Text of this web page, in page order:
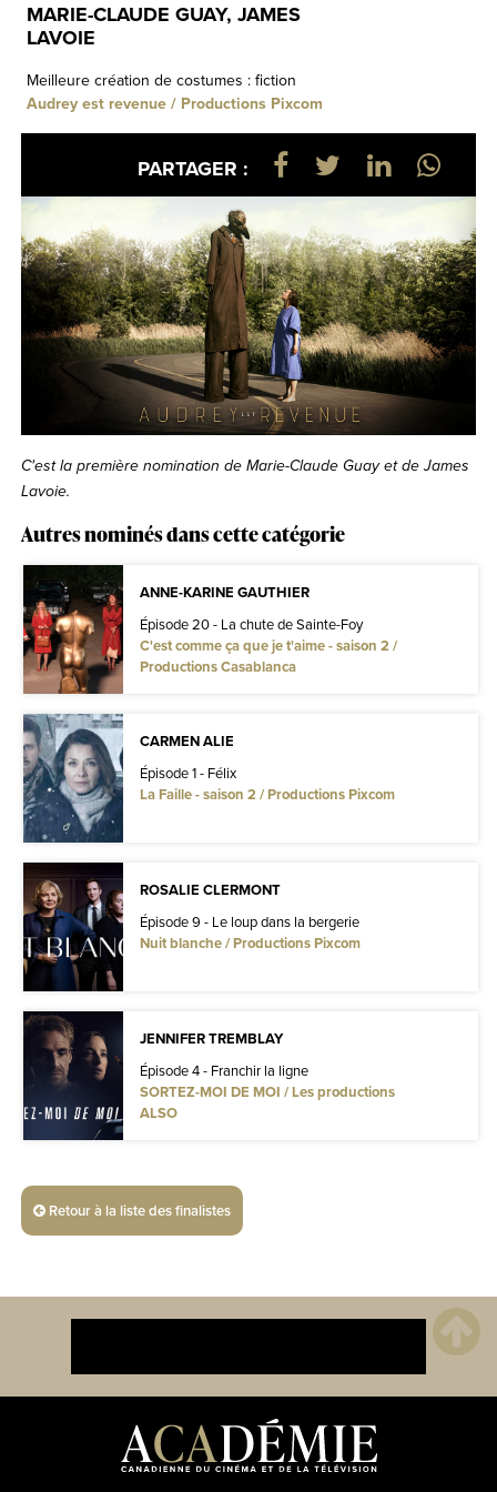
MARIE-CLAUDE GUAY, JAMES
LAVOIE
Meilleure création de costumes : fiction
Audrey est revenue / Productions Pixcom
PARTAGER :
C'est la première nomination de Marie-Claude Guay et de James
Lavoie.
Autres nominés dans cette catégorie
ANNE-KARINE GAUTHIER
Épisode 20 - La chute de Sainte-Foy
C'est comme ça que je t'aime - saison 2 /
Productions Casablanca
CARMEN ALIE
Épisode 1 - Félix
La Faille - saison 2 / Productions Pixcom
ROSALIE CLERMONT
Épisode 9 - Le loup dans la bergerie
Nuit blanche / Productions Pixcom
JENNIFER TREMBLAY
Épisode 4 - Franchir la ligne
SORTEZ-MOI DE MOI / Les productions
ALSO
Retour à la liste des finalistes